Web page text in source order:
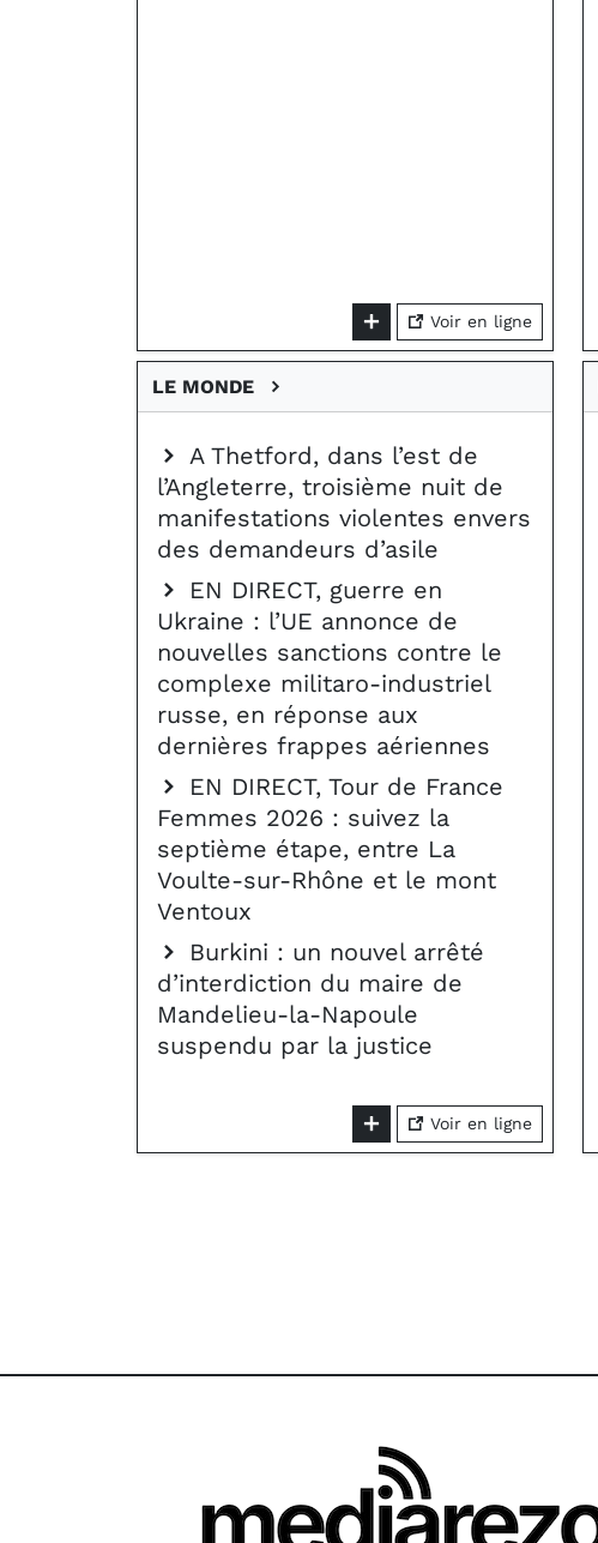
Voir en ligne
LE MONDE
A Thetford, dans l’est de
l’Angleterre, troisième nuit de
manifestations violentes envers
des demandeurs d’asile
EN DIRECT, guerre en
Ukraine : l’UE annonce de
nouvelles sanctions contre le
complexe militaro-industriel
russe, en réponse aux
dernières frappes aériennes
EN DIRECT, Tour de France
Femmes 2026 : suivez la
septième étape, entre La
Voulte-sur-Rhône et le mont
Ventoux
Burkini : un nouvel arrêté
d’interdiction du maire de
Mandelieu-la-Napoule
suspendu par la justice
Voir en ligne